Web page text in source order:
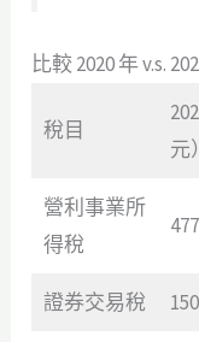
比較 2020 年 v.s.
稅目
元）
營利事業所
得稅
證券交易稅